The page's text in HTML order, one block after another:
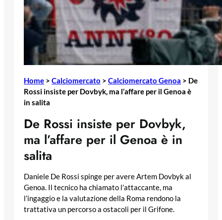
Home > Calciomercato > Calciomercato Genoa > De
Rossi insiste per Dovbyk, ma l’affare per il Genoa è
in salita
De Rossi insiste per Dovbyk,
ma l’affare per il Genoa è in
salita
Daniele De Rossi spinge per avere Artem Dovbyk al
Genoa. Il tecnico ha chiamato l’attaccante, ma
l’ingaggio e la valutazione della Roma rendono la
trattativa un percorso a ostacoli per il Grifone.